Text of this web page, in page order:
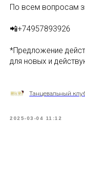
По всем вопросам
📲+74957893926
*Предложение
для новых и
Танцевальный
2025-03-04 11:12